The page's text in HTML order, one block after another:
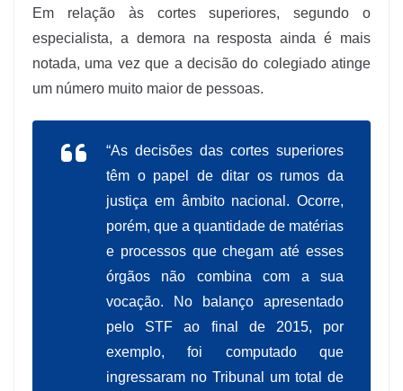
Em relação às cortes superiores, segundo o
especialista, a demora na resposta ainda é mais
notada, uma vez que a decisão do colegiado atinge
um número muito maior de pessoas.
“As decisões das cortes superiores
têm o papel de ditar os rumos da
justiça em âmbito nacional. Ocorre,
porém, que a quantidade de matérias
e processos que chegam até esses
órgãos não combina com a sua
vocação. No balanço apresentado
pelo STF ao final de 2015, por
exemplo, foi computado que
ingressaram no Tribunal um total de